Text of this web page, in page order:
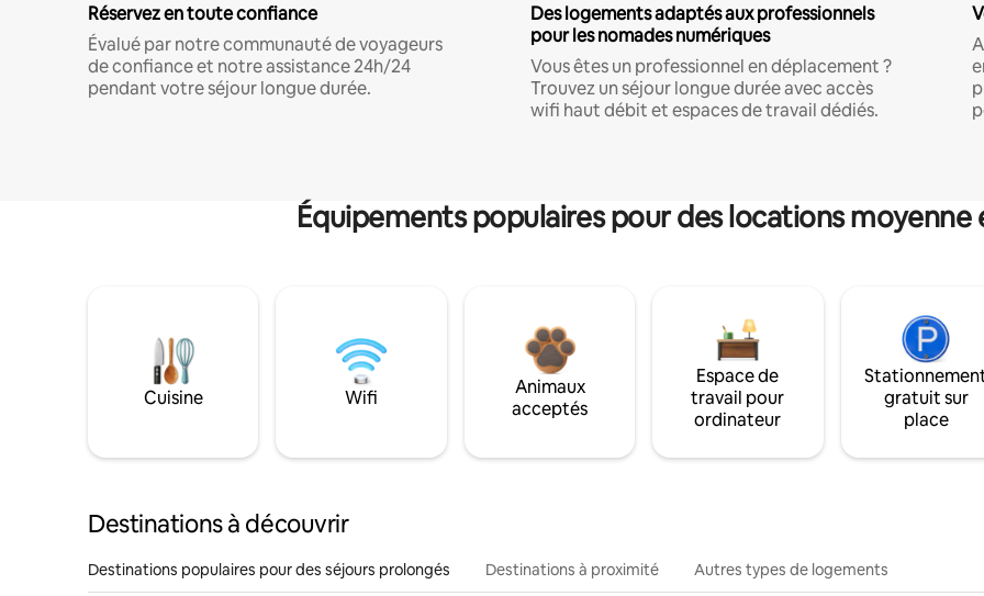
Réservez en toute confiance
Évalué par notre communauté de voyageurs
de confiance et notre assistance 24h/24
pendant votre séjour longue durée.
Des logements adaptés aux professionnels
pour les nomades numériques
Vous êtes un professionnel en déplacement ?
Trouvez un séjour longue durée avec accès
wifi haut débit et espaces de travail dédiés.
Équipements populaires pour des locations
Cuisine Wifi
Animaux
acceptés
Espace de
travail pour
ordinateur
gratuit sur
place
Destinations à découvrir
Destinations populaires pour des séjours prolongés Destinations à proximité Autres types de logements